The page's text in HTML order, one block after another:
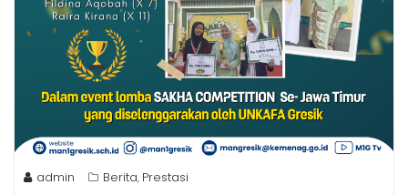
admin Berita, Prestasi